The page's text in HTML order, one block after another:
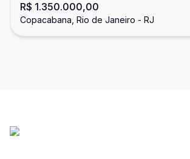
m² e Vaga de Garagem
R$ 1.350.000,00
Copacabana, Rio de Janeiro - RJ